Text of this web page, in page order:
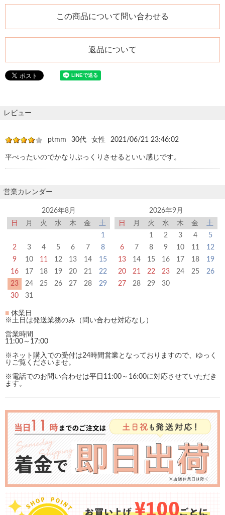
この商品について問い合わせる
返品について
レビュー
ptmm 30代 女性 2021/06/21 23:46:02
平べったいのでかなりぷっくりさせるといい感じです。
営業カレンダー
2026年8月
日
月 火 水 木 金
土
1
2
3 4 5 6 7
8
9
10 11 12 13 14
15
16
17 18 19 20 21
22
23
24 25 26 27 28
29
30
31
2026年9月
日
月 火 水 木 金
土
1
2 3 4
5
6
7 8 9 10 11
12
13
14 15 16 17 18
19
20
21 22 23 24 25
26
27
28 29 30
■ 休業日
※土日は発送業務のみ（問い合わせ対応なし）
営業時間
11:00～17:00
※ネット購入での受付は24時間営業となっておりますので、ゆっく
りご覧くださいませ。
※電話でのお問い合わせは平日11:00～16:00に対応させていただき
ます。